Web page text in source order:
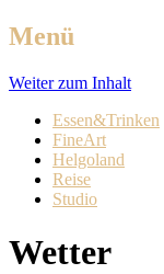
Menü
Weiter zum Inhalt
Essen&Trinken
FineArt
Helgoland
Reise
Studio
Wetter